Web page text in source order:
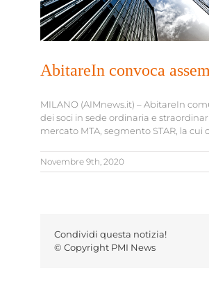
AbitareIn convoca
MILANO (AIMnews.it) – AbitareIn
dei soci in sede ordinaria e
mercato MTA, segmento STAR, la
Novembre 9th, 2020
Condividi questa notizia!
© Copyright PMI News